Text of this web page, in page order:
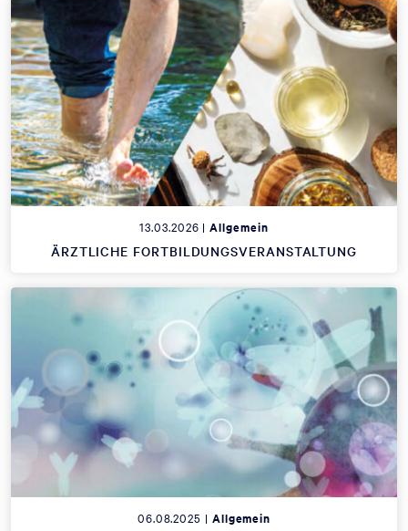
13.03.2026 |Allgemein
ÄRZTLICHE FORTBILDUNGSVERANSTALTUNG
06.08.2025 | Allgemein